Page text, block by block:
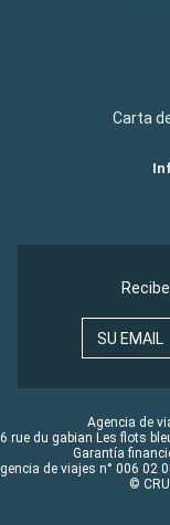
Carta
SU EMAIL
Agencia de
rue du gabian Les flots
Garantía
de viajes n° 006 02
©